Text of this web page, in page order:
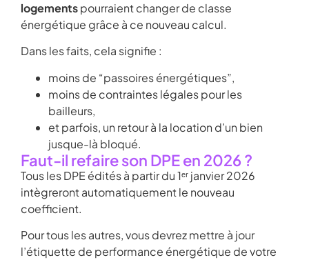
logementspourraient changer de classe
énergétique grâce à ce nouveau calcul.
Dans les faits, cela signifie :
moins de “passoires énergétiques”,
moins de contraintes légales pour les
bailleurs,
et parfois, un retour à la location d’un bien
jusque-là bloqué.
Faut-il refaire son DPE en 2026 ?
Tous les DPE édités à partir du 1ᵉʳ janvier 2026
intègreront automatiquement le nouveau
coefficient.
Pour tous les autres, vous devrez mettre à jour
l’étiquette de performance énergétique de votre